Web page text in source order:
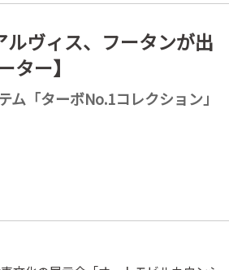
ヴィス、フータンが出
ー】
「ターボNo.1コレクション」